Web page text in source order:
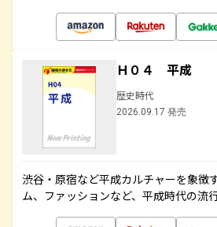
Ｈ０４ 平成
歴史時代
2026.09.17 発売
渋谷・原宿など平成カルチャーを象徴
ム、ファッションなど、平成時代の流